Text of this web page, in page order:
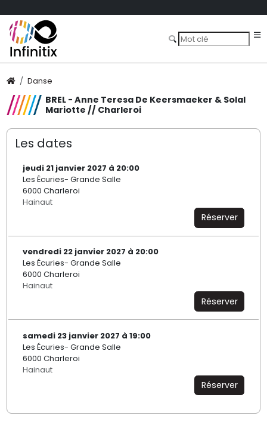
Danse
BREL - Anne Teresa De Keersmaeker & Solal
Mariotte // Charleroi
Les dates
jeudi 21 janvier 2027 à 20:00
Les Écuries- Grande Salle
6000 Charleroi
Hainaut
Réserver
vendredi 22 janvier 2027 à 20:00
Les Écuries- Grande Salle
6000 Charleroi
Hainaut
Réserver
samedi 23 janvier 2027 à 19:00
Les Écuries- Grande Salle
6000 Charleroi
Hainaut
Réserver